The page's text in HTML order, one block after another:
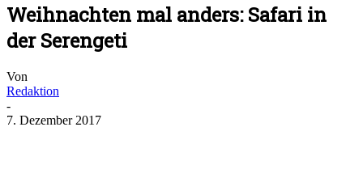
Weihnachten mal anders: Safari in
der Serengeti
Von
Redaktion
-
7. Dezember 2017